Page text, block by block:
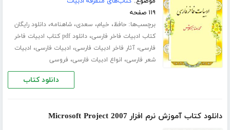
۱۱۹ صفحه
برچسب‌ها:حافظ، خیام، سعدی،شاهنامه،دانلود رایگان
کتاب ادبیات فاخر فارسی،
دانلود pdf کتاب ادبیات فاخر
فارسی،آثار فاخر ادبیات فارسی، ادبیات فارسی، ادبیات
شعر فارسی، انواع ادبیات فارسی، فروسی
دانلود کتاب
دانلود کتاب آموزش نرم افزار Microsoft Project 2007